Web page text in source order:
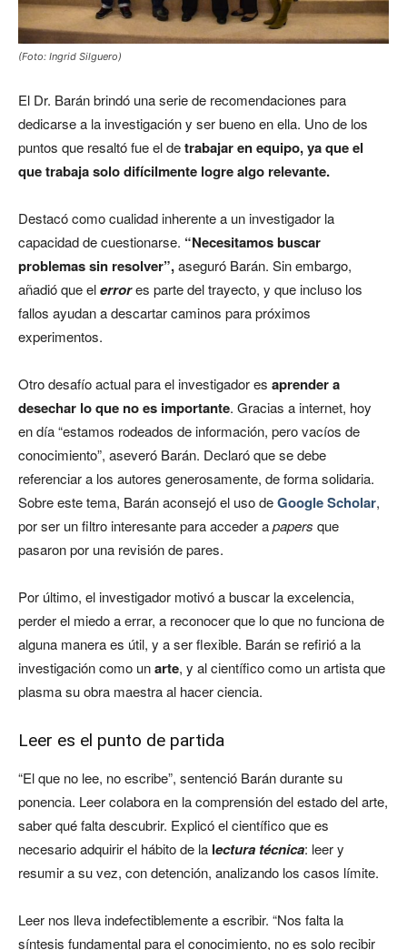
(Foto: Ingrid Silguero)
El Dr. Barán brindó una serie de recomendaciones para
dedicarse a la investigación y ser bueno en ella. Uno de los
puntos que resaltó fue el detrabajar en equipo, ya que el
que trabaja solo difícilmente logre algo relevante.
Destacó como cualidad inherente a un investigador la
capacidad de cuestionarse. “Necesitamos buscar
problemas sin resolver”,aseguró Barán. Sin embargo,
añadió que elerrores parte del trayecto, y que incluso los
fallos ayudan a descartar caminos para próximos
experimentos.
Otro desafío actual para el investigador es aprender a
desechar lo que no es importante. Gracias a internet, hoy
en día “estamos rodeados de información, pero vacíos de
conocimiento”, aseveró Barán. Declaró que se debe
referenciar a los autores generosamente, de forma solidaria.
Sobre este tema, Barán aconsejó el uso deGoogleScholar,
por ser un filtro interesante para acceder apapers que
pasaron por una revisión de pares.
Por último, el investigador motivó a buscar la excelencia,
perder el miedo a errar, a reconocer que lo que no funciona de
alguna manera es útil, y a ser flexible. Barán se refirió a la
investigación como unarte, y al científico como un artista que
plasma su obra maestra al hacer ciencia.
Leer es el punto de partida
“El que no lee, no escribe”, sentenció Barán durante su
ponencia. Leer colabora en la comprensión del estado del arte,
saber qué falta descubrir. Explicó el científico que es
necesario adquirir el hábito de la lectura técnica: leer y
resumir a su vez, con detención, analizando los casos límite.
Leer nos lleva indefectiblemente a escribir. “Nos falta la
síntesis fundamental para el conocimiento, no es solo recibir